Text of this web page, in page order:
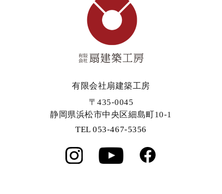
有限会社扇建築工房
〒435-0045
静岡県浜松市中央区細島町10-1
TEL 053-467-5356